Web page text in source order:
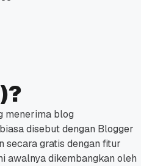
menerima blog
disebut dengan Blogger
secara gratis dengan fitur
awalnya dikembangkan oleh